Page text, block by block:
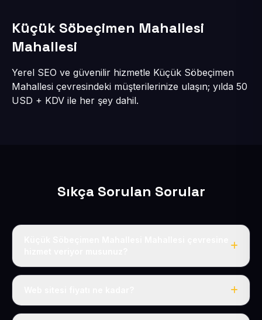
Küçük Söbeçimen Mahallesi
Mahallesi
Yerel SEO ve güvenilir hizmetle Küçük Söbeçimen
Mahallesi çevresindeki müşterilerinize ulaşın; yılda 50
USD + KDV ile her şey dahil.
Sıkça Sorulan Sorular
Evet, Küçük Söbeçimen Mahallesi dahil tüm Sarız ve
Tek fiyat: yılda 50 USD + KDV, her şey dahil.